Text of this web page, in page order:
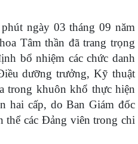
ngày 03 tháng 09 năm
Tâm thần đã trang trọng
bổ nhiệm các chức danh
dưỡng trưởng, Kỹ thuật
trong khuôn khổ thực hiện
hai cấp, do Ban Giám đốc
thể các Đảng viên trong chi